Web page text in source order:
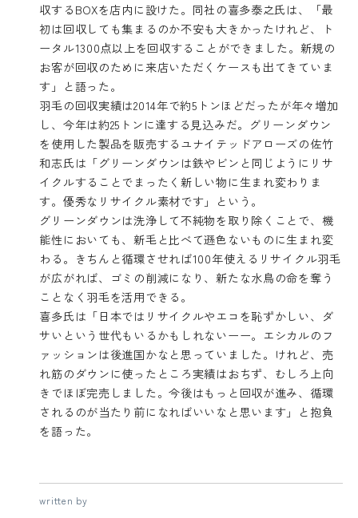
収するBOXを店内に設けた。同社の喜多泰之氏は、「最
初は回収しても集まるのか不安も大きかったけれど、ト
ータル1300点以上を回収することができました。新規の
お客が回収のために来店いただくケースも出てきていま
す」と語った。
羽毛の回収実績は2014年で約5トンほどだったが年々増加
し、今年は約25トンに達する見込みだ。グリーンダウン
を使用した製品を販売するユナイテッドアローズの佐竹
和志氏は「グリーンダウンは鉄やビンと同じようにリサ
イクルすることでまったく新しい物に生まれ変わりま
す。優秀なリサイクル素材です」という。
グリーンダウンは洗浄して不純物を取り除くことで、機
能性においても、新毛と比べて遜色ないものに生まれ変
わる。きちんと循環させれば100年使えるリサイクル羽毛
が広がれば、ゴミの削減になり、新たな水鳥の命を奪う
ことなく羽毛を活用できる。
喜多氏は「日本ではリサイクルやエコを恥ずかしい、ダ
サいという世代もいるかもしれないーー。エシカルのフ
ァッションは後進国かなと思っていました。けれど、売
れ筋のダウンに使ったところ実績はおちず、むしろ上向
きでほぼ完売しました。今後はもっと回収が進み、循環
されるのが当たり前になればいいなと思います」と抱負
を語った。
written by